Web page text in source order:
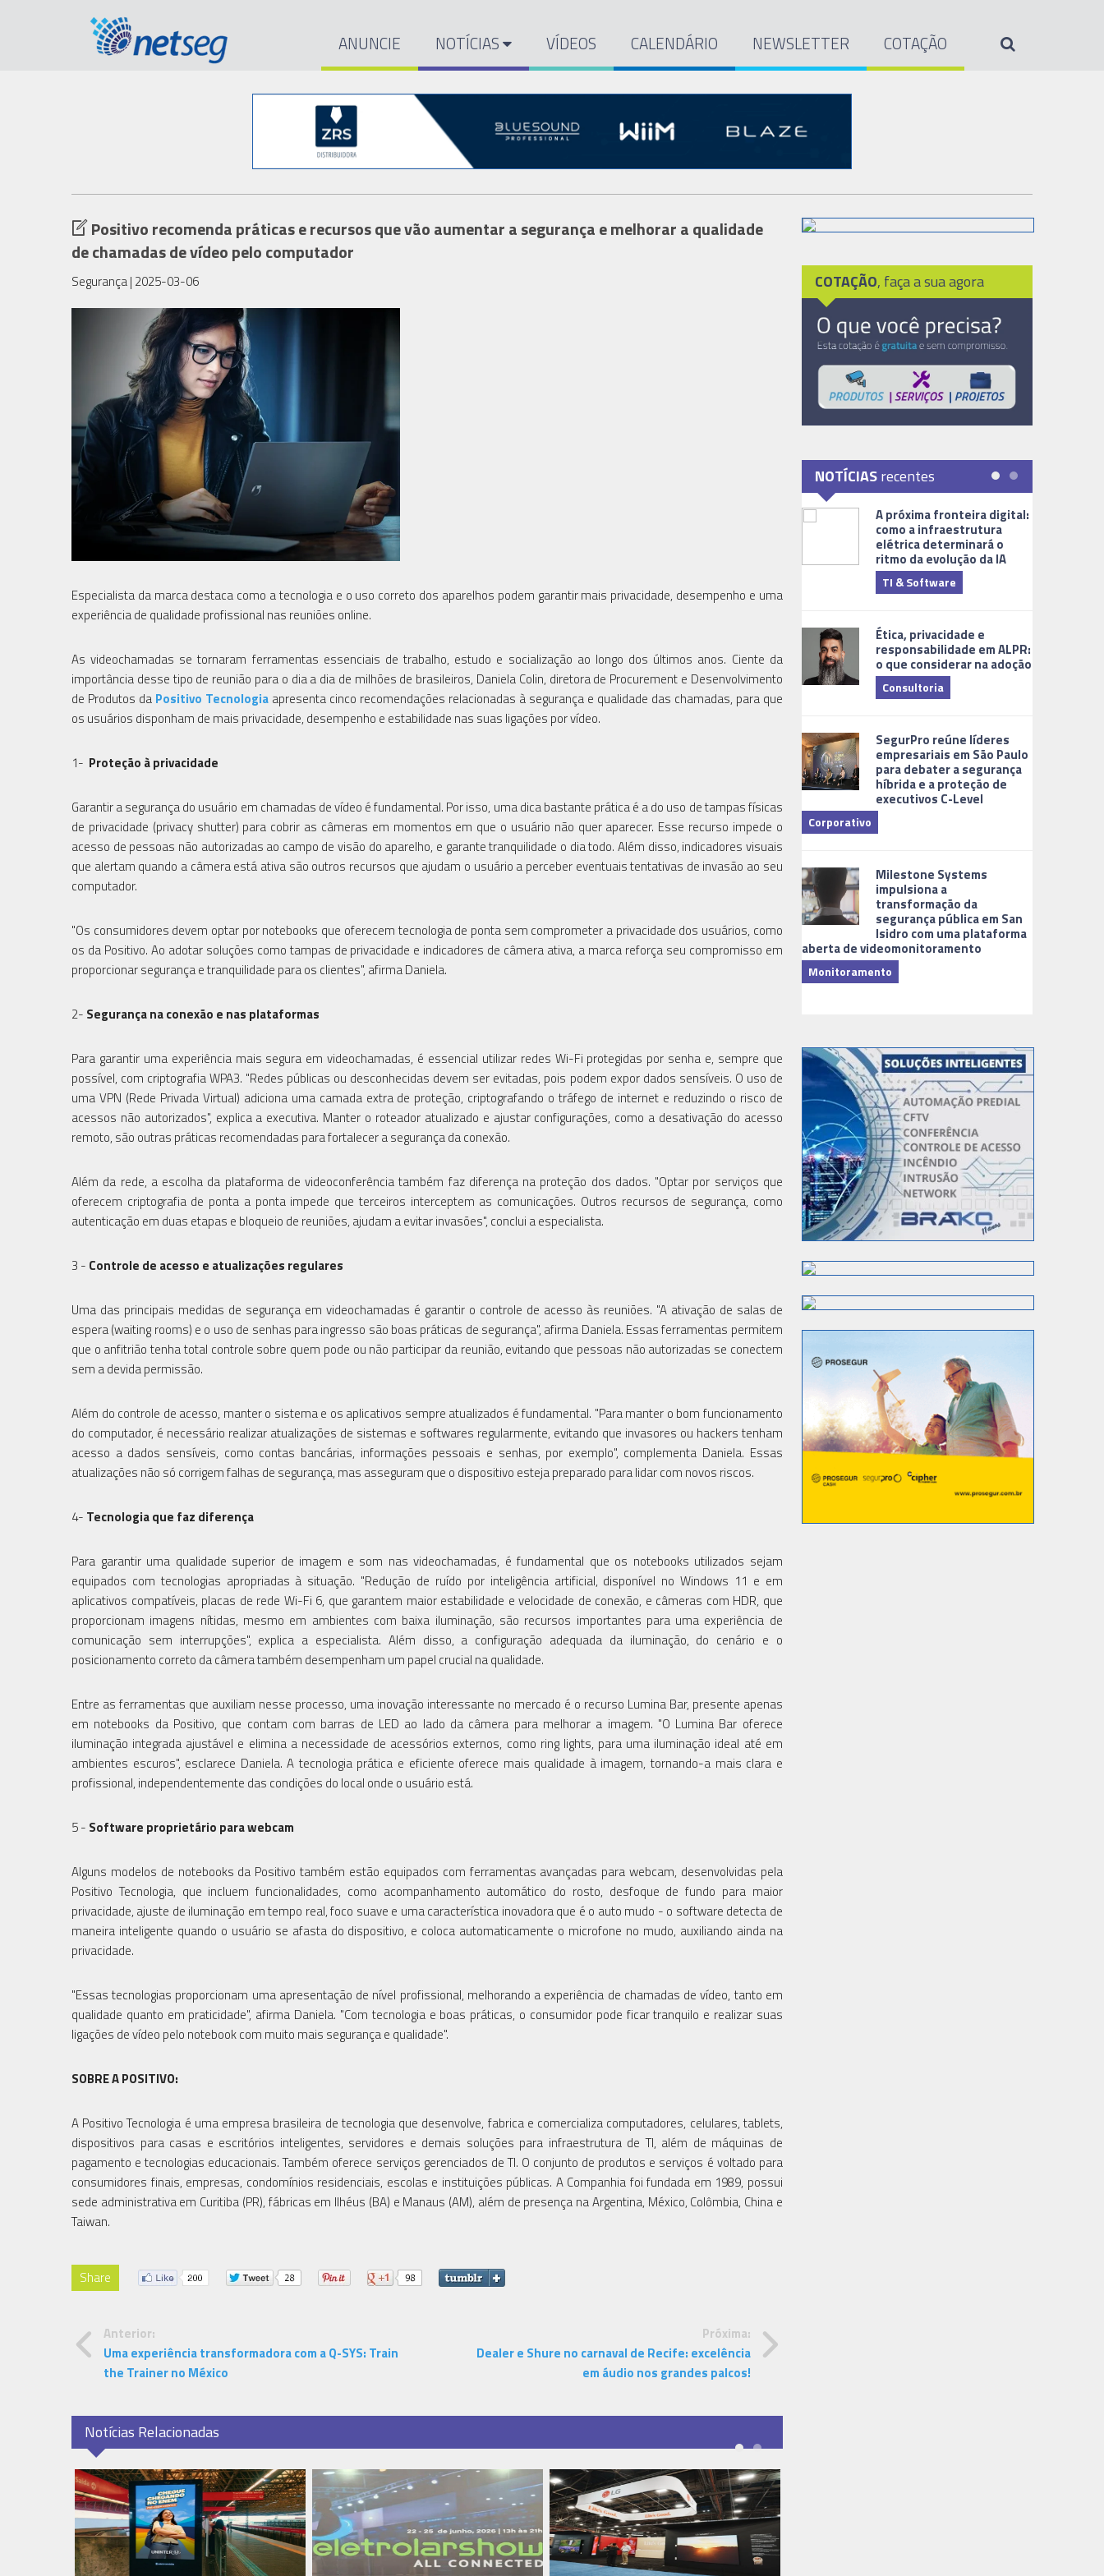
ANUNCIE NOTÍCIAS VÍDEOS CALENDÁRIO NEWSLETTER COTAÇÃO
Positivo recomenda práticas e recursos que vão aumentar a segurança e melhorar a qualidade
de chamadas de vídeo pelo computador
Segurança| 2025-03-06
Especialista da marca destaca como a tecnologia e o uso correto dos aparelhos podem garantir mais privacidade, desempenho e uma
experiência de qualidade profissional nas reuniões online.
As videochamadas se tornaram ferramentas essenciais de trabalho, estudo e socialização ao longo dos últimos anos. Ciente da
importância desse tipo de reunião para o dia a dia de milhões de brasileiros, Daniela Colin, diretora de Procurement e Desenvolvimento
de Produtos da Positivo Tecnologiaapresenta cinco recomendações relacionadas à segurança e qualidade das chamadas, para que
os usuários disponham de mais privacidade, desempenho e estabilidade nas suas ligações por vídeo.
1- Proteção à privacidade
Garantir a segurança do usuário em chamadas de vídeo é fundamental. Por isso, uma dica bastante prática é a do uso de tampas físicas
de privacidade (privacy shutter) para cobrir as câmeras em momentos em que o usuário não quer aparecer. Esse recurso impede o
acesso de pessoas não autorizadas ao campo de visão do aparelho, e garante tranquilidade o dia todo. Além disso, indicadores visuais
que alertam quando a câmera está ativa são outros recursos que ajudam o usuário a perceber eventuais tentativas de invasão ao seu
computador.
"Os consumidores devem optar por notebooks que oferecem tecnologia de ponta sem comprometer a privacidade dos usuários, como
os da Positivo. Ao adotar soluções como tampas de privacidade e indicadores de câmera ativa, a marca reforça seu compromisso em
proporcionar segurança e tranquilidade para os clientes", afirma Daniela.
2- Segurança na conexão e nas plataformas
Para garantir uma experiência mais segura em videochamadas, é essencial utilizar redes Wi-Fi protegidas por senha e, sempre que
possível, com criptografia WPA3. "Redes públicas ou desconhecidas devem ser evitadas, pois podem expor dados sensíveis. O uso de
uma VPN (Rede Privada Virtual) adiciona uma camada extra de proteção, criptografando o tráfego de internet e reduzindo o risco de
acessos não autorizados", explica a executiva. Manter o roteador atualizado e ajustar configurações, como a desativação do acesso
remoto, são outras práticas recomendadas para fortalecer a segurança da conexão.
Além da rede, a escolha da plataforma de videoconferência também faz diferença na proteção dos dados. "Optar por serviços que
oferecem criptografia de ponta a ponta impede que terceiros interceptem as comunicações. Outros recursos de segurança, como
autenticação em duas etapas e bloqueio de reuniões, ajudam a evitar invasões", conclui a especialista.
3 - Controle de acesso e atualizações regulares
Uma das principais medidas de segurança em videochamadas é garantir o controle de acesso às reuniões. "A ativação de salas de
espera (waiting rooms) e o uso de senhas para ingresso são boas práticas de segurança", afirma Daniela. Essas ferramentas permitem
que o anfitrião tenha total controle sobre quem pode ou não participar da reunião, evitando que pessoas não autorizadas se conectem
sem a devida permissão.
Além do controle de acesso, manter o sistema e os aplicativos sempre atualizados é fundamental. "Para manter o bom funcionamento
do computador, é necessário realizar atualizações de sistemas e softwares regularmente, evitando que invasores ou hackers tenham
acesso a dados sensíveis, como contas bancárias, informações pessoais e senhas, por exemplo", complementa Daniela. Essas
atualizações não só corrigem falhas de segurança, mas asseguram que o dispositivo esteja preparado para lidar com novos riscos.
4- Tecnologia que faz diferença
Para garantir uma qualidade superior de imagem e som nas videochamadas, é fundamental que os notebooks utilizados sejam
equipados com tecnologias apropriadas à situação. "Redução de ruído por inteligência artificial, disponível no Windows 11 e em
aplicativos compatíveis, placas de rede Wi-Fi 6, que garantem maior estabilidade e velocidade de conexão, e câmeras com HDR, que
proporcionam imagens nítidas, mesmo em ambientes com baixa iluminação, são recursos importantes para uma experiência de
comunicação sem interrupções", explica a especialista. Além disso, a configuração adequada da iluminação, do cenário e o
posicionamento correto da câmera também desempenham um papel crucial na qualidade.
Entre as ferramentas que auxiliam nesse processo, uma inovação interessante no mercado é o recurso Lumina Bar, presente apenas
em notebooks da Positivo, que contam com barras de LED ao lado da câmera para melhorar a imagem. "O Lumina Bar oferece
iluminação integrada ajustável e elimina a necessidade de acessórios externos, como ring lights, para uma iluminação ideal até em
ambientes escuros", esclarece Daniela. A tecnologia prática e eficiente oferece mais qualidade à imagem, tornando-a mais clara e
profissional, independentemente das condições do local onde o usuário está.
5 - Software proprietário para webcam
Alguns modelos de notebooks da Positivo também estão equipados com ferramentas avançadas para webcam, desenvolvidas pela
Positivo Tecnologia, que incluem funcionalidades, como acompanhamento automático do rosto, desfoque de fundo para maior
privacidade, ajuste de iluminação em tempo real, foco suave e uma característica inovadora que é o auto mudo - o software detecta de
maneira inteligente quando o usuário se afasta do dispositivo, e coloca automaticamente o microfone no mudo, auxiliando ainda na
privacidade.
"Essas tecnologias proporcionam uma apresentação de nível profissional, melhorando a experiência de chamadas de vídeo, tanto em
qualidade quanto em praticidade", afirma Daniela. "Com tecnologia e boas práticas, o consumidor pode ficar tranquilo e realizar suas
ligações de vídeo pelo notebook com muito mais segurança e qualidade".
SOBRE A POSITIVO:
A Positivo Tecnologia é uma empresa brasileira de tecnologia que desenvolve, fabrica e comercializa computadores, celulares, tablets,
dispositivos para casas e escritórios inteligentes, servidores e demais soluções para infraestrutura de TI, além de máquinas de
pagamento e tecnologias educacionais. Também oferece serviços gerenciados de TI. O conjunto de produtos e serviços é voltado para
consumidores finais, empresas, condomínios residenciais, escolas e instituições públicas. A Companhia foi fundada em 1989, possui
sede administrativa em Curitiba (PR), fábricas em Ilhéus (BA) e Manaus (AM), além de presença na Argentina, México, Colômbia, China e
Taiwan.
Share
Anterior:
Uma experiência transformadora com a Q-SYS: Train
the Trainer no México
Próxima:
Dealer e Shure no carnaval de Recife: excelência
em áudio nos grandes palcos!
Notícias Relacionadas
COTAÇÃO, faça a sua agora
NOTÍCIASrecentes
A próxima fronteira digital:
como a infraestrutura
elétrica determinará o
ritmo da evolução da IA
TI & Software
Ética, privacidade e
responsabilidade em ALPR:
o que considerar na adoção
Consultoria
SegurPro reúne líderes
empresariais em São Paulo
para debater a segurança
híbrida e a proteção de
executivos C-Level
Corporativo
Milestone Systems
impulsiona a
transformação da
segurança pública em San
Isidro com uma plataforma
aberta de videomonitoramento
Monitoramento